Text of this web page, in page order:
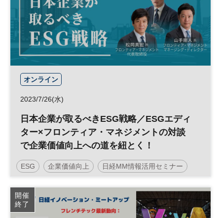
オンライン
2023/7/26(水)
日本企業が取るべきESG戦略／ESGエディ
ター×フロンティア・マネジメントの対談
で企業価値向上への道を紐とく！
ESG 企業価値向上 日経MM情報活用セミナー
企業価値
経営戦略
開催
終了